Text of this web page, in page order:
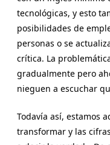
tecnológicas, y esto
posibilidades de
personas o se
crítica. La
gradualmente pero
nieguen a escuchar
Todavía así, estamos
transformar y las